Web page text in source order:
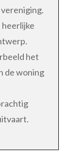
heerlijke
het
de woning